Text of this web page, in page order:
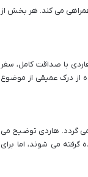
می کند. هر بخش از
با صداقت کامل، سفر
از درک عمیقی از موضوع
می گردد. هاردی توضیح می
می شوند، اما برای